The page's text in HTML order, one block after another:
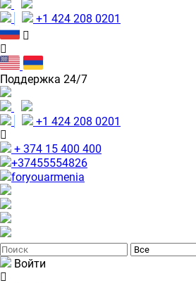
+1 424 208 0201
Поддержка 24/7
+1 424 208 0201
+ 374 15 400 400
+37455554826
foryouarmenia
Войти